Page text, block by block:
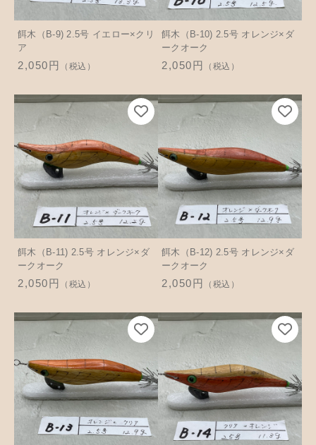
餌木（B-9) 2.5号 イエロー×クリ
ア
2,050円 （税込）
餌木（B-10) 2.5号 オレンジ×ダ
ークオーク
2,050円 （税込）
餌木（B-11) 2.5号 オレンジ×ダ
ークオーク
2,050円 （税込）
餌木（B-12) 2.5号 オレンジ×ダ
ークオーク
2,050円 （税込）